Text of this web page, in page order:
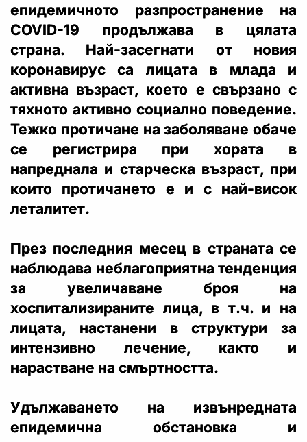
епидемичното разпространение на
COVID-19 продължава в цялата
страна. Най-засегнати от новия
коронавирус са лицата в млада и
активна възраст, което е свързано с
тяхното активно социално поведение.
Тежко протичане на заболяване обаче
се регистрира при хората в
напреднала и старческа възраст, при
които протичането е и с най-висок
леталитет.
През последния месец в страната се
наблюдава неблагоприятна тенденция
за увеличаване броя на
хоспитализираните лица, в т.ч. и на
лицата, настанени в структури за
интензивно лечение, както и
нарастване на смъртността.
Удължаването на извънредната
епидемична обстановка и